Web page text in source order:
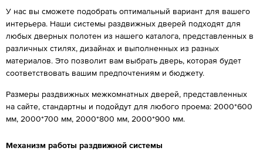
У нас вы сможете подобрать оптимальный вариант для вашего
интерьера. Наши системы раздвижных дверей подходят для
любых дверных полотен из нашего каталога, представленных в
различных стилях, дизайнах и выполненных из разных
материалов. Это позволит вам выбрать дверь, которая будет
соответствовать вашим предпочтениям и бюджету.
Размеры раздвижных межкомнатных дверей, представленных
на сайте, стандартны и подойдут для любого проема: 2000*600
мм, 2000*700 мм, 2000*800 мм, 2000*900 мм.
Механизм работы раздвижной системы